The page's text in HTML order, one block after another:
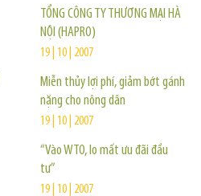
TỔNG CÔNG TY THƯƠNG MẠI HÀ
NỘI (HAPRO)
19 | 10 | 2007
Miễn thủy lợi phí, giảm bớt gánh
nặng cho nông dân
19 | 10 | 2007
“Vào WTO, lo mất ưu đãi đầu
tư”
19 | 10 | 2007